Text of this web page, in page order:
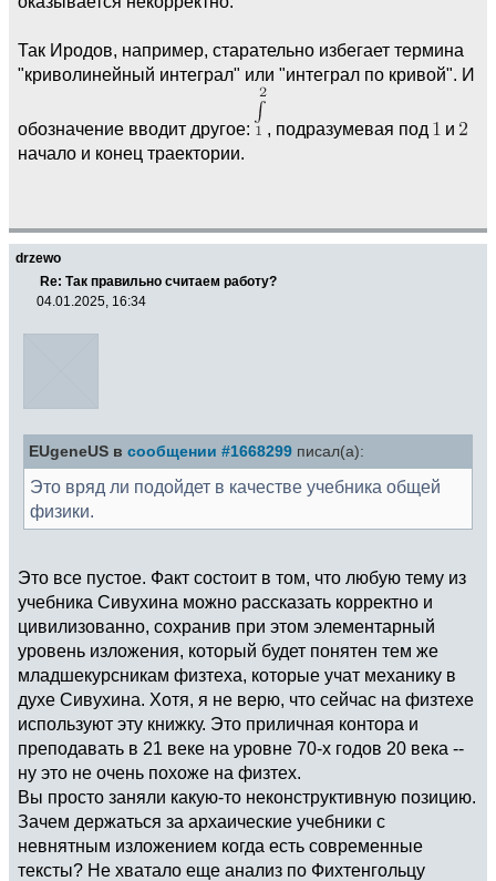
Так Иродов, например, старательно избегает термина
"криволинейный интеграл" или "интеграл по кривой". И
обозначение вводит другое: , подразумевая под
и
начало и конец траектории.
drzewo
Re: Так правильно считаем работу?
04.01.2025, 16:34
EUgeneUS в сообщении #1668299 писал(а):
Это вряд ли подойдет в качестве учебника общей
физики.
Это все пустое. Факт состоит в том, что любую тему из
учебника Сивухина можно рассказать корректно и
цивилизованно, сохранив при этом элементарный
уровень изложения, который будет понятен тем же
младшекурсникам физтеха, которые учат механику в
духе Сивухина. Хотя, я не верю, что сейчас на физтехе
используют эту книжку. Это приличная контора и
преподавать в 21 веке на уровне 70-х годов 20 века --
ну это не очень похоже на физтех.
Вы просто заняли какую-то неконструктивную позицию.
Зачем держаться за архаические учебники с
невнятным изложением когда есть современные
тексты? Не хватало еще анализ по Фихтенгольцу